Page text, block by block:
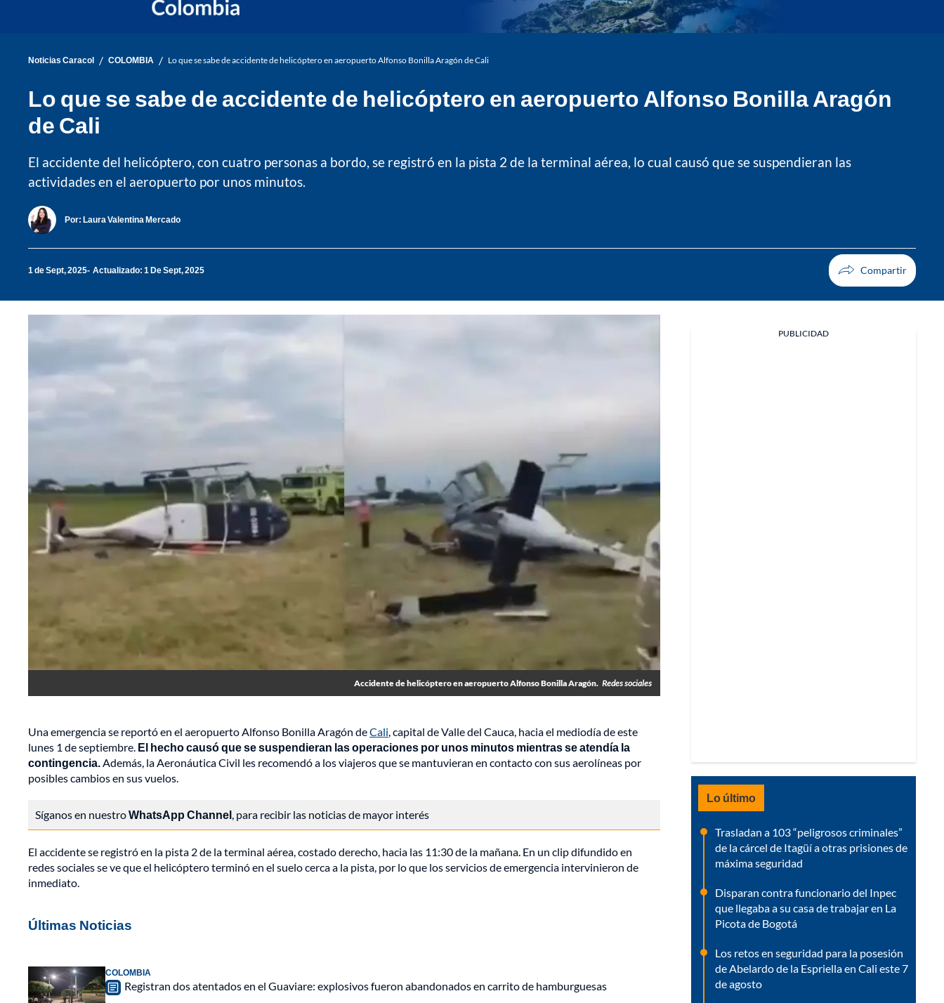
Noticias Caracol / COLOMBIA / Lo que se sabe de accidente de helicóptero en aeropuerto Alfonso Bonilla Aragón de Cali
Lo que se sabe de accidente de helicóptero en aeropuerto Alfonso Bonilla Aragón
de Cali
El accidente del helicóptero, con cuatro personas a bordo, se registró en la pista 2 de la terminal aérea, lo cual causó que se suspendieran las
actividades en el aeropuerto por unos minutos.
Por: Laura Valentina Mercado
1 de Sept, 2025 Actualizado: 1 De Sept, 2025
Accidente de helicóptero en aeropuerto Alfonso Bonilla Aragón. Redes sociales
Una emergencia se reportó en el aeropuerto Alfonso Bonilla Aragón deCali, capital de Valle del Cauca, hacia el mediodía de este
lunes 1 de septiembre. El hecho causó que se suspendieran las operaciones por unos minutos mientras se atendía la
contingencia.Además, la Aeronáutica Civil les recomendó a los viajeros que se mantuvieran en contacto con sus aerolíneas por
posibles cambios en sus vuelos.
Síganos en nuestroWhatsApp Channel, para recibir las noticias de mayor interés
El accidente se registró en la pista 2 de la terminal aérea, costado derecho, hacia las 11:30 de la mañana. En un clip difundido en
redes sociales se ve que el helicóptero terminó en el suelo cerca a la pista, por lo que los servicios de emergencia intervinieron de
inmediato.
Últimas Noticias
COLOMBIA
Registran dos atentados en el Guaviare: explosivos fueron abandonados en carrito de hamburguesas
PUBLICIDAD
Lo último
Trasladan a 103 “peligrosos criminales”
de la cárcel de Itagüí a otras prisiones de
máxima seguridad
Disparan contra funcionario del Inpec
que llegaba a su casa de trabajar en La
Picota de Bogotá
Los retos en seguridad para la posesión
de Abelardo de la Espriella en Cali este 7
de agosto